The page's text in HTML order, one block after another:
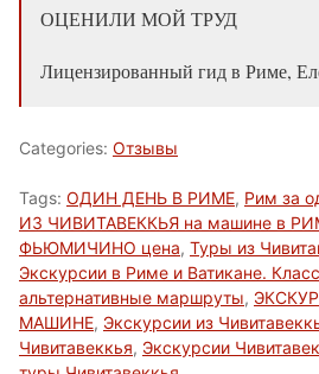
ОЦЕНИЛИ МОЙ ТРУД
Лицензированный гид в Риме,
Categories: Отзывы
Tags: ОДИН ДЕНЬ В РИМЕ, Рим за
ИЗ ЧИВИТАВЕККЬЯ на машине в
ФЬЮМИЧИНО цена, Туры из
Экскурсии в Риме и Ватикане.
альтернативные маршруты,
МАШИНЕ, Экскурсии из
Чивитавеккья, Экскурсии